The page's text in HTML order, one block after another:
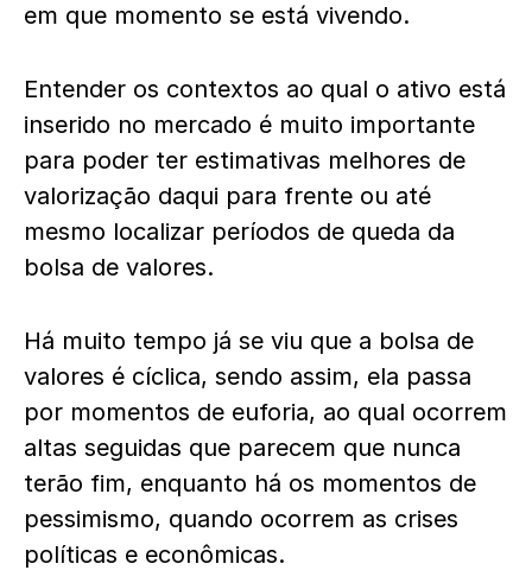
em que momento se está vivendo.
Entender os contextos ao qual o ativo está
inserido no mercado é muito importante
para poder ter estimativas melhores de
valorização daqui para frente ou até
mesmo localizar períodos de queda da
bolsa de valores.
Há muito tempo já se viu que a bolsa de
valores é cíclica, sendo assim, ela passa
por momentos de euforia, ao qual ocorrem
altas seguidas que parecem que nunca
terão fim, enquanto há os momentos de
pessimismo, quando ocorrem as crises
políticas e econômicas.